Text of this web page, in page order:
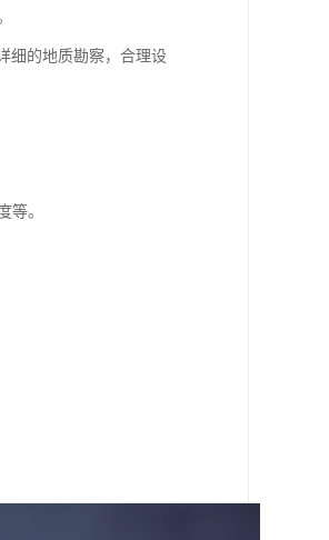
细的地质勘察，合理设
等。